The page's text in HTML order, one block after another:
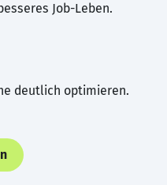
Job-Leben.
deutlich optimieren.